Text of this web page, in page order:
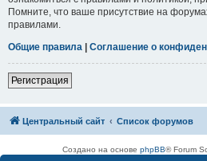
Помните, что ваше присутствие на
правилами.
Общие правила | Соглашение о
Регистрация
Центральный сайт Список форумов
Создано на основе phpBB® Forum